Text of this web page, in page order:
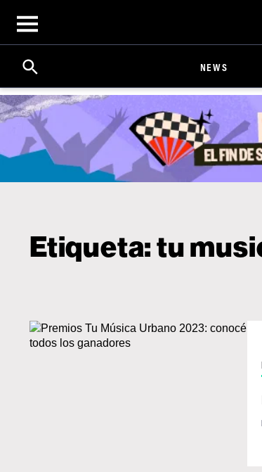
Open
menu
Search
Click
Expand
Search
Input
NEWS
Etiqueta:tu